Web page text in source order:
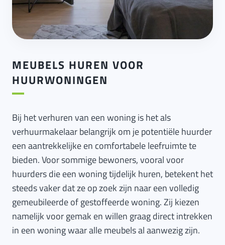
MEUBELS HUREN VOOR
HUURWONINGEN
Bij het verhuren van een woning is het als
verhuurmakelaar belangrijk om je potentiële huurder
een aantrekkelijke en comfortabele leefruimte te
bieden. Voor sommige bewoners, vooral voor
huurders die een woning tijdelijk huren, betekent het
steeds vaker dat ze op zoek zijn naar een volledig
gemeubileerde of gestoffeerde woning. Zij kiezen
namelijk voor gemak en willen graag direct intrekken
in een woning waar alle meubels al aanwezig zijn.